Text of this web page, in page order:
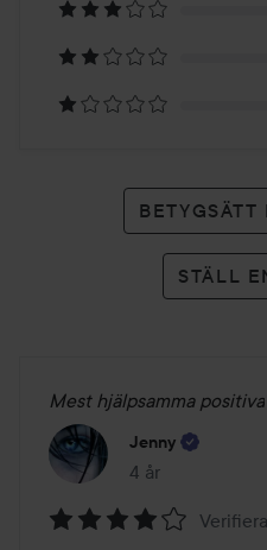
betyg
BETYGSÄTT
STÄLL
Mest hjälpsamma positiva
Jenny
4 år
Inlägget